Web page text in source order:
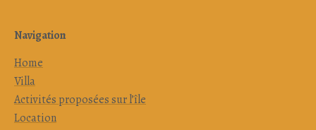
Navigation
Home
Villa
Activités proposées sur l’île
Location